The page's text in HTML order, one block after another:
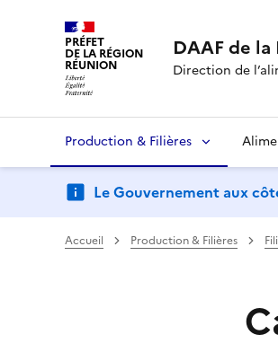
PRÉFET
DE LA RÉGION
RÉUNION
DAAF de la
Direction de
Production & Filières
Le Gouvernement aux
Accueil Production & Filières